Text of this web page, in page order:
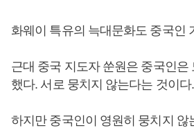
화웨이 특유의 늑대문화도 중국인
근대 중국 지도자 쑨원은 중국인은
했다. 서로 뭉치지 않는다는 것이다.
하지만 중국인이 영원히 뭉치지 않